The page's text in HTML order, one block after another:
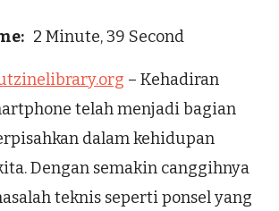
2 Minute, 39 Second
– Kehadiran
telah menjadi bagian
dalam kehidupan
Dengan semakin canggihnya
teknis seperti ponsel yang